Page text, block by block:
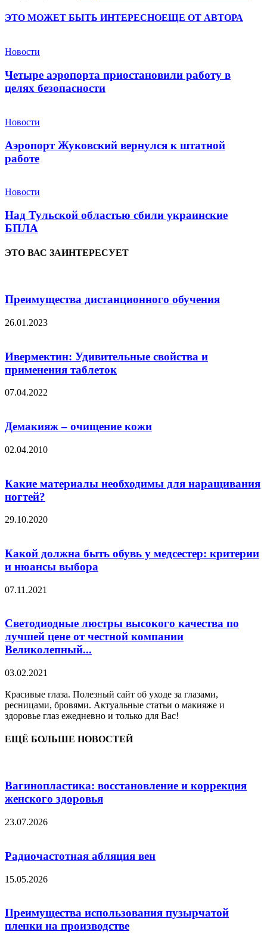
ЭТО МОЖЕТ БЫТЬ ИНТЕРЕСНОЕЩЕ ОТ АВТОРА
Новости
Четыре аэропорта приостановили работу в
целях безопасности
Новости
Аэропорт Жуковский вернулся к штатной
работе
Новости
Над Тульской областью сбили украинские
БПЛА
ЭТО ВАС ЗАИНТЕРЕСУЕТ
Преимущества дистанционного обучения
26.01.2023
Ивермектин: Удивительные свойства и
применения таблеток
07.04.2022
Демакияж – очищение кожи
02.04.2010
Какие материалы необходимы для наращивания
ногтей?
29.10.2020
Какой должна быть обувь у медсестер: критерии
и нюансы выбора
07.11.2021
Светодиодные люстры высокого качества по
лучшей цене от честной компании
Великолепный...
03.02.2021
Красивые глаза. Полезный сайт об уходе за глазами,
ресницами, бровями. Актуальные статьи о макияже и
здоровье глаз ежедневно и только для Вас!
ЕЩЁ БОЛЬШЕ НОВОСТЕЙ
Вагинопластика: восстановление и коррекция
женского здоровья
23.07.2026
Радиочастотная абляция вен
15.05.2026
Преимущества использования пузырчатой
пленки на производстве